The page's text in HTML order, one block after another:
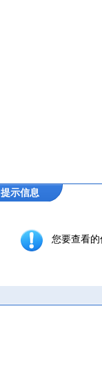
提示信息
您要查看